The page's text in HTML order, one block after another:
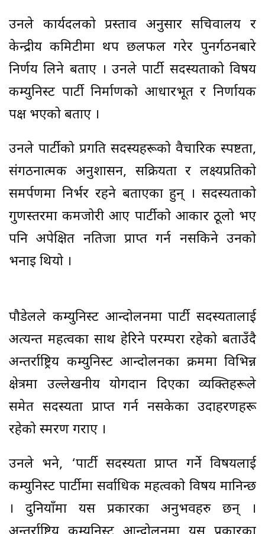
उनले कार्यदलको प्रस्ताव अनुसार सचिवालय र
केन्द्रीय कमिटीमा थप छलफल गरेर पुनर्गठनबारे
निर्णय लिने बताए । उनले पार्टी सदस्यताको विषय
कम्युनिस्ट पार्टी निर्माणको आधारभूत र निर्णायक
पक्ष भएको बताए ।
उनले पार्टीको प्रगति सदस्यहरूको वैचारिक स्पष्टता,
संगठनात्मक अनुशासन, सक्रियता र लक्ष्यप्रतिको
समर्पणमा निर्भर रहने बताएका हुन् । सदस्यताको
गुणस्तरमा कमजोरी आए पार्टीको आकार ठूलो भए
पनि अपेक्षित नतिजा प्राप्त गर्न नसकिने उनको
भनाइ थियो ।
पौडेलले कम्युनिस्ट आन्दोलनमा पार्टी सदस्यतालाई
अत्यन्त महत्वका साथ हेरिने परम्परा रहेको बताउँदै
अन्तर्राष्ट्रिय कम्युनिस्ट आन्दोलनका क्रममा विभिन्न
क्षेत्रमा उल्लेखनीय योगदान दिएका व्यक्तिहरूले
समेत सदस्यता प्राप्त गर्न नसकेका उदाहरणहरू
रहेको स्मरण गराए ।
उनले भने, ‘पार्टी सदस्यता प्राप्त गर्ने विषयलाई
कम्युनिस्ट पार्टीमा सर्वाधिक महत्वको विषय मानिन्छ
। दुनियाँमा यस प्रकारका अनुभवहरु छन् ।